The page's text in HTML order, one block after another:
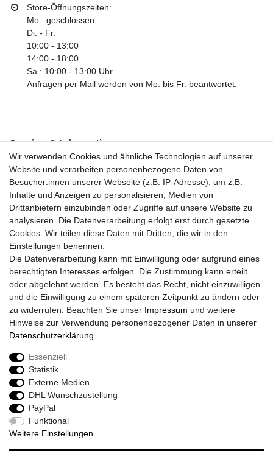
Store-Öffnungszeiten:
Mo.: geschlossen
Di. - Fr.
10:00 - 13:00
14:00 - 18:00
Sa.: 10:00 - 13:00 Uhr
Anfragen per Mail werden von Mo. bis Fr. beantwortet.
Service & Informationen
Kontakt
Retouren
Widerrufsrecht
Widerrufs­formular
Impressum
Daten­schutz­erklärung
AGB
Größentabelle
Kataloge
Barrierefreiheitserklärung
Sicherheitsinformationen
Zahlung und Versand
Wir verwenden Cookies und ähnliche Technologien auf unserer
Website und verarbeiten personenbezogene Daten von
Besucher:innen unserer Webseite (z.B. IP-Adresse), um z.B.
Inhalte und Anzeigen zu personalisieren, Medien von
Drittanbietern einzubinden oder Zugriffe auf unsere Website zu
analysieren. Die Datenverarbeitung erfolgt erst durch gesetzte
Cookies. Wir teilen diese Daten mit Dritten, die wir in den
Einstellungen benennen.
Die Datenverarbeitung kann mit Einwilligung oder aufgrund eines
berechtigten Interesses erfolgen. Die Zustimmung kann erteilt
oder abgelehnt werden. Es besteht das Recht, nicht einzuwilligen
und die Einwilligung zu einem späteren Zeitpunkt zu ändern oder
zu widerrufen. Beachten Sie unser Impressum und weitere
Hinweise zur Verwendung personenbezogener Daten in unserer
Daten­schutz­erklärung
Essenziell
Statistik
Externe Medien
DHL Wunschzustellung
PayPal
Funktional
Weitere Einstellungen